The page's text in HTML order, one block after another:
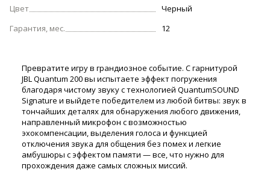
Цвет
Черный
Гарантия, мес.
12
Превратите игру в грандиозное событие. С гарнитурой
JBL Quantum 200 вы испытаете эффект погружения
благодаря чистому звуку с технологией QuantumSOUND
Signature и выйдете победителем из любой битвы: звук в
тончайших деталях для обнаружения любого движения,
направленный микрофон с возможностью
эхокомпенсации, выделения голоса и функцией
отключения звука для общения без помех и легкие
амбушюры с эффектом памяти — все, что нужно для
прохождения даже самых сложных миссий.